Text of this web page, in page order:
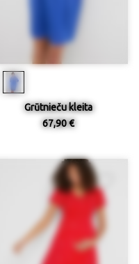
Grūtnieču kleita
67,90 €